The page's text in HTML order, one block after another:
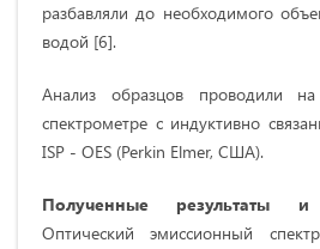
разбавляли до необходимого
водой [6].
Анализ образцов проводили на
спектрометре с индуктивно
ISP - OES (Perkin Elmer, США).
Полученные результаты
Оптический эмиссионный